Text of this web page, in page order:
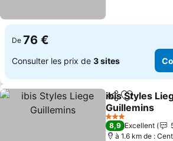
De 76 €
Consulter les prix de 3 sites
PartagerAjouter à
ibis Styles
Guillemins
3 Étoiles
8,9 Excellent
à 1.6 km de :